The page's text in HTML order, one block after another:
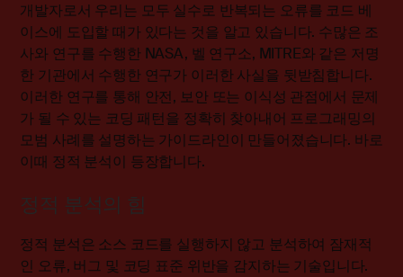
개발자로서 우리는 모두 실수로 반복되는 오류를 코드 베
이스에 도입할 때가 있다는 것을 알고 있습니다. 수많은 조
사와 연구를 수행한 NASA, 벨 연구소, MITRE와 같은 저명
한 기관에서 수행한 연구가 이러한 사실을 뒷받침합니다.
이러한 연구를 통해 안전, 보안 또는 이식성 관점에서 문제
가 될 수 있는 코딩 패턴을 정확히 찾아내어 프로그래밍의
모범 사례를 설명하는 가이드라인이 만들어졌습니다. 바로
이때 정적 분석이 등장합니다.
정적 분석의 힘
정적 분석은 소스 코드를 실행하지 않고 분석하여 잠재적
인 오류, 버그 및 코딩 표준 위반을 감지하는 기술입니다.